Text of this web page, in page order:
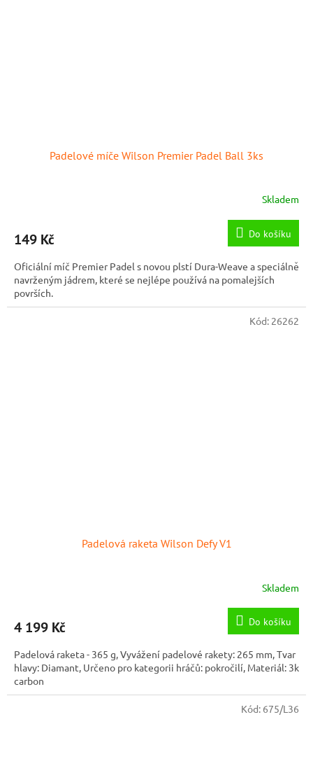
Padelové míče Wilson Premier Padel Ball 3ks
Skladem
149 Kč Do košíku
Oficiální míč Premier Padel s novou plstí Dura-Weave a speciálně
navrženým jádrem, které se nejlépe používá na pomalejších
površích.
Padelová raketa Wilson Defy V1
Skladem
4 199 Kč Do košíku
Padelová raketa - 365 g, Vyvážení padelové rakety: 265 mm, Tvar
hlavy: Diamant, Určeno pro kategorii hráčů: pokročilí, Materiál: 3k
carbon
Kód: 26262
Kód: 675/L36